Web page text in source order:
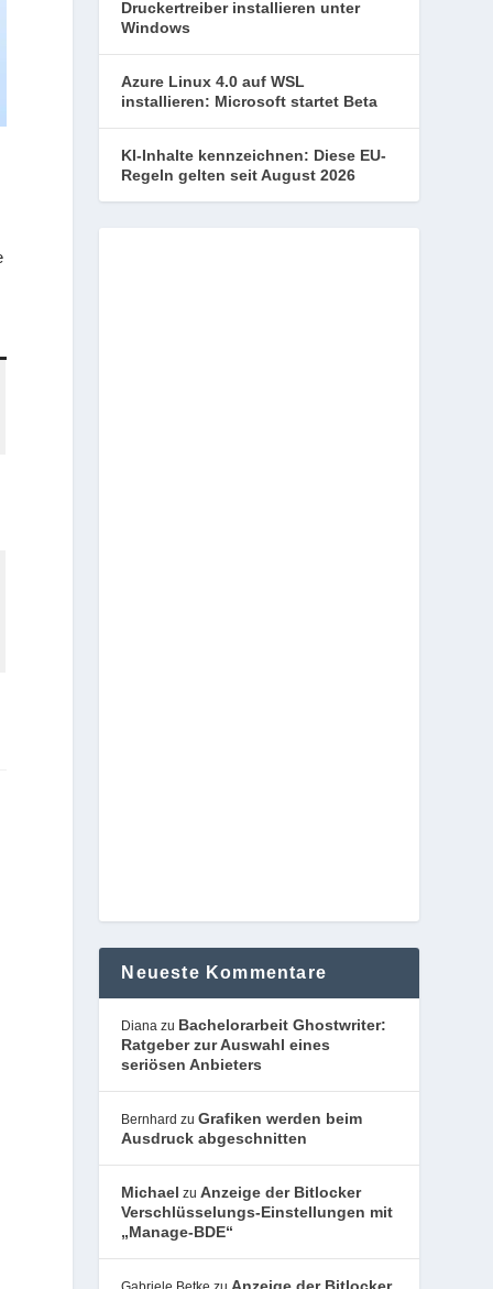
Druckertreiber installieren unter
Windows
Azure Linux 4.0 auf WSL
installieren: Microsoft startet Beta
KI-Inhalte kennzeichnen: Diese EU-
Regeln gelten seit August 2026
Neueste Kommentare
Diana zu Bachelorarbeit Ghostwriter:
Ratgeber zur Auswahl eines
seriösen Anbieters
Bernhard zuGrafiken werden beim
Ausdruck abgeschnitten
Michael zuAnzeige der Bitlocker
Verschlüsselungs-Einstellungen mit
„Manage-BDE“